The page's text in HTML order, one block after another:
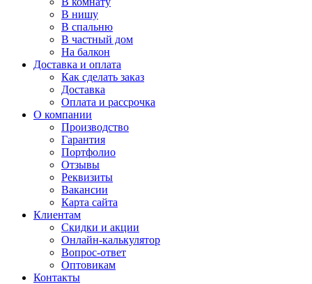
В нишу
В спальню
В частный дом
На балкон
Доставка и оплата
Как сделать заказ
Доставка
Оплата и рассрочка
О компании
Производство
Гарантия
Портфолио
Отзывы
Реквизиты
Вакансии
Карта сайта
Клиентам
Скидки и акции
Онлайн-калькулятор
Вопрос-ответ
Оптовикам
Контакты